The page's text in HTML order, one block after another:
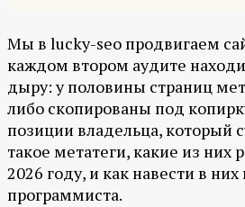
Мы в lucky-seo продвигаем
каждом втором аудите
дыру: у половины страниц
либо скопированы под
позиции владельца, который
такое метатеги, какие из них
2026 году, и как навести в
программиста.